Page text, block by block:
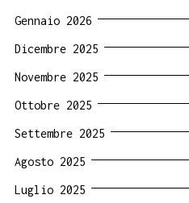
Gennaio 2026
Dicembre 2025
Novembre 2025
Ottobre 2025
Settembre 2025
Agosto 2025
Luglio 2025